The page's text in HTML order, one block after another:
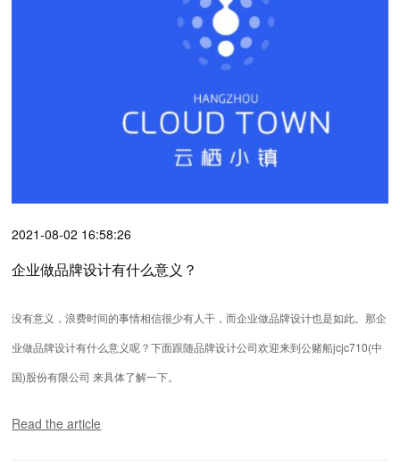
2021-08-02 16:58:26
企业做品牌设计有什么意义？
没有意义，浪费时间的事情相信很少有人干，而企业做品牌设计也是如此。那企
业做品牌设计有什么意义呢？下面跟随品牌设计公司欢迎来到公赌船jcjc710(中
国)股份有限公司 来具体了解一下。
Read the article